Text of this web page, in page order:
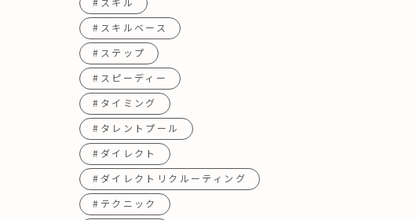
#スキルベース
#ステップ
#スピーディー
#タイミング
#タレントプール
#ダイレクト
#ダイレクトリクルーティング
#テクニック